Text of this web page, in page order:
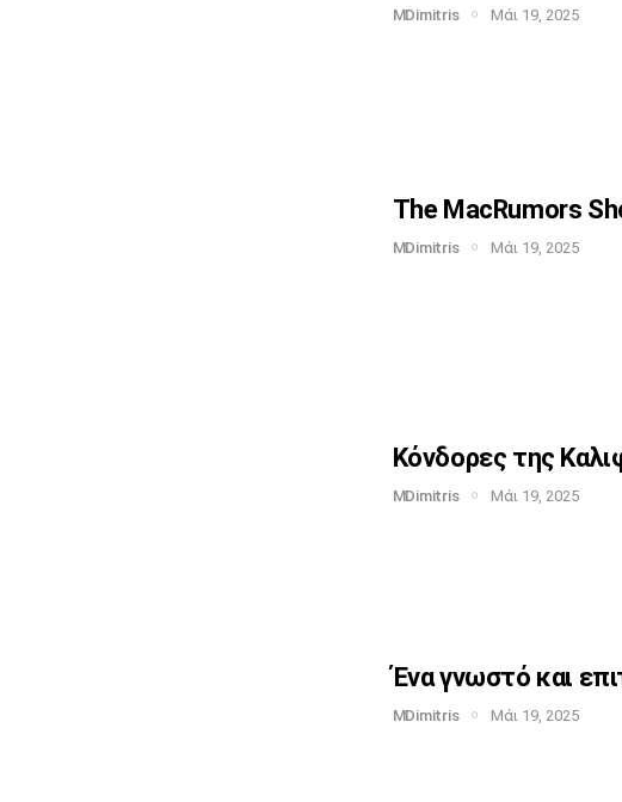
MDimitris Μάι 19, 2025
The MacRumors
MDimitris Μάι 19, 2025
Κόνδορες της
MDimitris Μάι 19, 2025
Ένα γνωστό και
MDimitris Μάι 19, 2025